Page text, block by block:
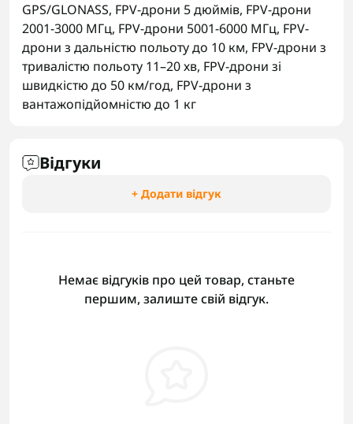
GPS/GLONASS, FPV-дрони 5 дюймів, FPV-дрони
2001-3000 МГц, FPV-дрони 5001-6000 МГц, FPV-
дрони з дальністю польоту до 10 км, FPV-дрони з
тривалістю польоту 11–20 хв, FPV-дрони зі
швидкістю до 50 км/год, FPV-дрони з
вантажопідйомністю до 1 кг
Відгуки
+ Додати відгук
Немає відгуків про цей товар, станьте
першим, залиште свій відгук.